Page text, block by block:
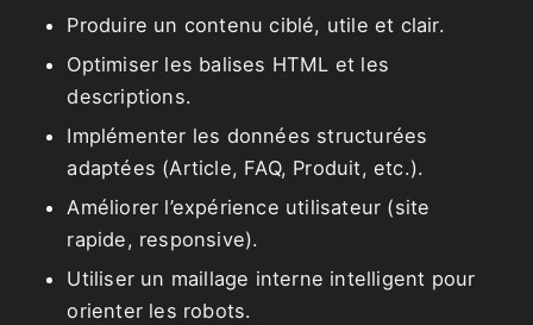
Produire un contenu ciblé, utile et clair.
Optimiser les balises HTML et les
descriptions.
Implémenter les données structurées
adaptées (Article, FAQ, Produit, etc.).
Améliorer l’expérience utilisateur (site
rapide, responsive).
Utiliser un maillage interne intelligent pour
orienter les robots.